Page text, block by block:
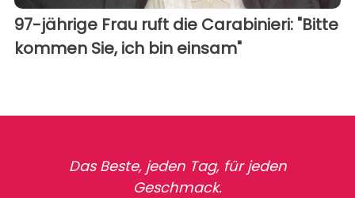
97-jährige Frau ruft die Carabinieri: "Bitte
kommen Sie, ich bin einsam"
Das Beste, jeden Tag, für jeden
Geschmack.